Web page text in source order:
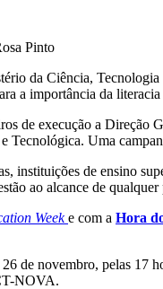
Pinto
da Ciência,
a importância da
de execução a Direção
Uma
instituições de ensino
ao alcance de qualquer
Week e com a Hora
de novembro, pelas
NOVA.